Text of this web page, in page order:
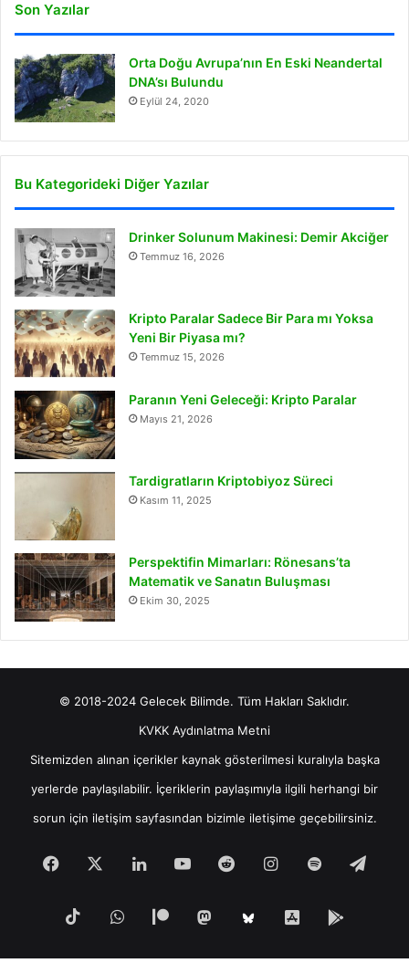
Son Yazılar
Orta Doğu Avrupa’nın En Eski Neandertal
DNA’sı Bulundu
Eylül 24, 2020
Bu Kategorideki Diğer Yazılar
Drinker Solunum Makinesi: Demir Akciğer
Temmuz 16, 2026
Kripto Paralar Sadece Bir Para mı Yoksa
Yeni Bir Piyasa mı?
Temmuz 15, 2026
Paranın Yeni Geleceği: Kripto Paralar
Mayıs 21, 2026
Tardigratların Kriptobiyoz Süreci
Kasım 11, 2025
Perspektifin Mimarları: Rönesans’ta
Matematik ve Sanatın Buluşması
Ekim 30, 2025
© 2018-2024 Gelecek Bilimde. Tüm Hakları Saklıdır.
KVKK Aydınlatma Metni
Sitemizden alınan içerikler kaynak gösterilmesi kuralıyla başka
yerlerde paylaşılabilir. İçeriklerin paylaşımıyla ilgili herhangi bir
sorun için iletişimsayfasından bizimle iletişime geçebilirsiniz.
Facebook LinkedInYouTubeRedditInstagram
Spotify
TikTokWhatsApp
PatreonMastodonBluesky
iOS